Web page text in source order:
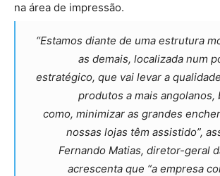
na área de impressão.
“Estamos diante de uma estrutura
as demais, localizada num
estratégico, que vai levar a
produtos a mais angolanos,
como, minimizar as grandes
nossas lojas têm assistido”,
Fernando Matias, diretor-geral
acrescenta que “a empresa